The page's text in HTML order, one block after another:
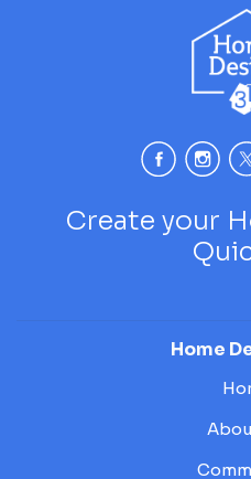
Create your
Home